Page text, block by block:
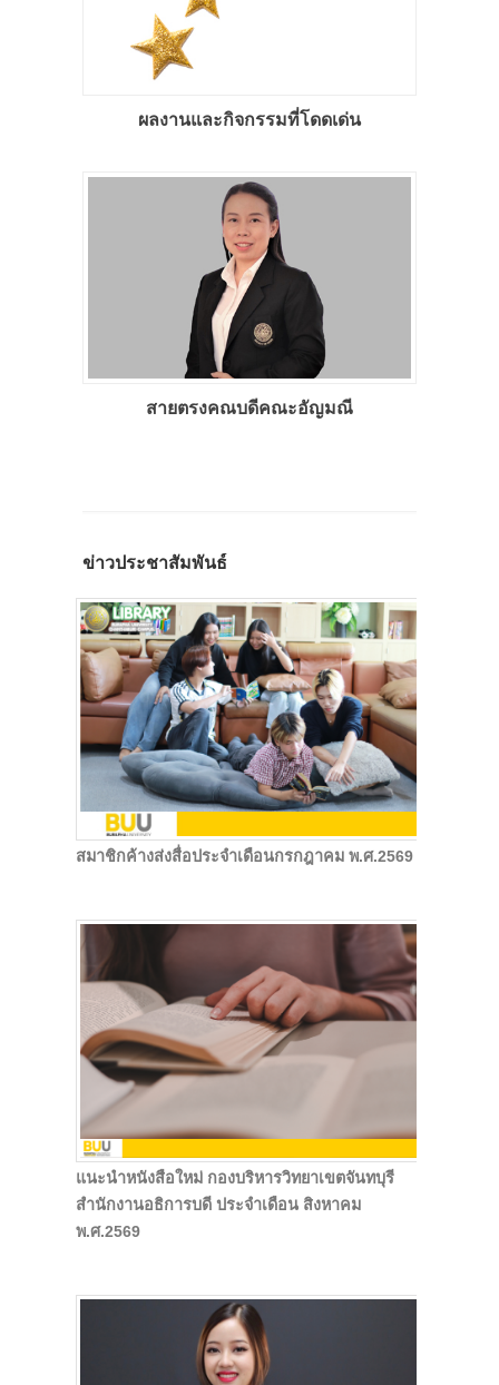
ผลงานและกิจกรรมที่โดดเด่น
สายตรงคณบดีคณะอัญมณี
ข่าวประชาสัมพันธ์
สมาชิกค้างส่งสื่อประจำเดือนกรกฎาคม พ.ศ.2569
แนะนำหนังสือใหม่ กองบริหารวิทยาเขตจันทบุรี
สำนักงานอธิการบดี ประจำเดือน สิงหาคม
พ.ศ.2569